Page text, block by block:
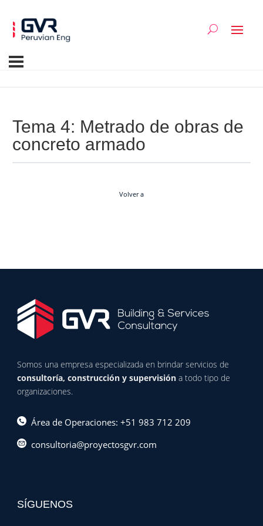
Tema 4: Metrado de obras de
concreto armado
Volver a
Somos una empresa especializada en brindar servicios de
consultoría, construcción y supervisión a todo tipo de
organizaciones.
Área de Operaciones: +51 983 712 209
consultoria@proyectosgvr.com
SÍGUENOS